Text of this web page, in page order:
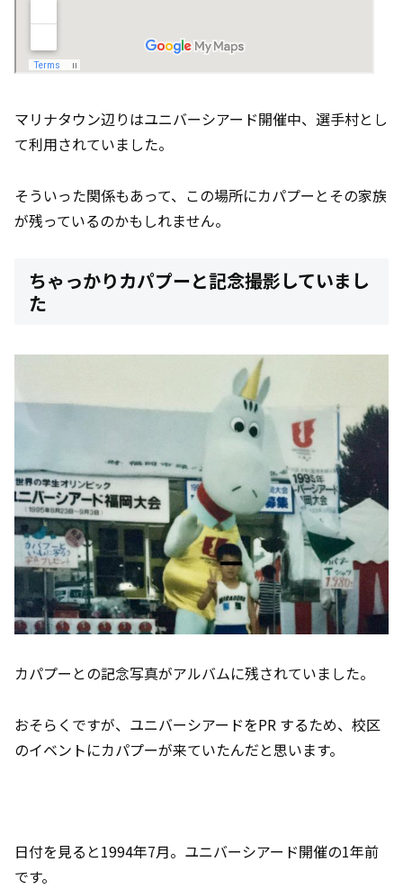
マリナタウン辺りはユニバーシアード開催中、選手村とし
て利用されていました。
そういった関係もあって、この場所にカパプーとその家族
が残っているのかもしれません。
ちゃっかりカパプーと記念撮影していまし
た
カパプーとの記念写真がアルバムに残されていました。
おそらくですが、ユニバーシアードをPR するため、校区
のイベントにカパプーが来ていたんだと思います。
日付を見ると1994年7月。ユニバーシアード開催の1年前
です。